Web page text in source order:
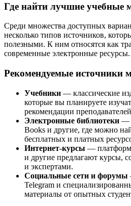
Где найти лучшие учебные
Среди множества доступных
несколько типов источников,
полезными. К ним относятся как
современные электронные ресурсы.
Рекомендуемые источники
Учебники — классические
которые вы планируете
рекомендации
Электронные библиотеки —
Books и другие, где можно
бесплатных и платных
Интернет-курсы —
и другие предлагают курсы,
и экспертами.
Социальные сети и форумы
Telegram и
материалы от опытных